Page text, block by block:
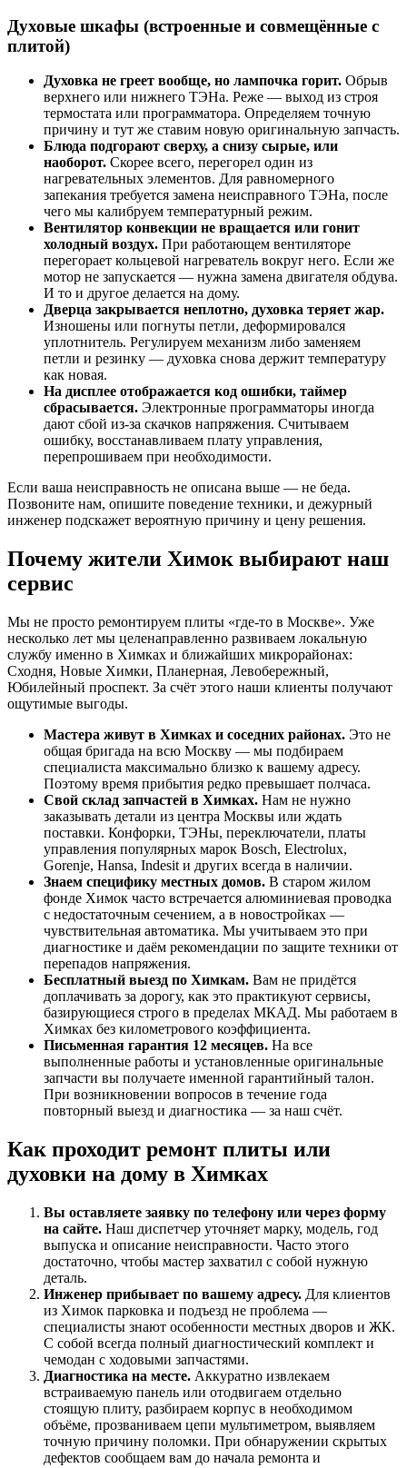
Духовые шкафы (встроенные и совмещённые с
плитой)
Духовка не греет вообще, но лампочка горит. Обрыв
верхнего или нижнего ТЭНа. Реже — выход из строя
термостата или программатора. Определяем точную
причину и тут же ставим новую оригинальную запчасть.
Блюда подгорают сверху, а снизу сырые, или
наоборот. Скорее всего, перегорел один из
нагревательных элементов. Для равномерного
запекания требуется замена неисправного ТЭНа, после
чего мы калибруем температурный режим.
Вентилятор конвекции не вращается или гонит
холодный воздух. При работающем вентиляторе
перегорает кольцевой нагреватель вокруг него. Если же
мотор не запускается — нужна замена двигателя обдува.
И то и другое делается на дому.
Дверца закрывается неплотно, духовка теряет жар.
Изношены или погнуты петли, деформировался
уплотнитель. Регулируем механизм либо заменяем
петли и резинку — духовка снова держит температуру
как новая.
На дисплее отображается код ошибки, таймер
сбрасывается. Электронные программаторы иногда
дают сбой из-за скачков напряжения. Считываем
ошибку, восстанавливаем плату управления,
перепрошиваем при необходимости.
Если ваша неисправность не описана выше — не беда.
Позвоните нам, опишите поведение техники, и дежурный
инженер подскажет вероятную причину и цену решения.
Почему жители Химок выбирают наш
сервис
Мы не просто ремонтируем плиты «где-то в Москве». Уже
несколько лет мы целенаправленно развиваем локальную
службу именно в Химках и ближайших микрорайонах:
Сходня, Новые Химки, Планерная, Левобережный,
Юбилейный проспект. За счёт этого наши клиенты получают
ощутимые выгоды.
Мастера живут в Химках и соседних районах. Это не
общая бригада на всю Москву — мы подбираем
специалиста максимально близко к вашему адресу.
Поэтому время прибытия редко превышает полчаса.
Свой склад запчастей в Химках. Нам не нужно
заказывать детали из центра Москвы или ждать
поставки. Конфорки, ТЭНы, переключатели, платы
управления популярных марок Bosch, Electrolux,
Gorenje, Hansa, Indesit и других всегда в наличии.
Знаем специфику местных домов. В старом жилом
фонде Химок часто встречается алюминиевая проводка
с недостаточным сечением, а в новостройках —
чувствительная автоматика. Мы учитываем это при
диагностике и даём рекомендации по защите техники от
перепадов напряжения.
Бесплатный выезд по Химкам. Вам не придётся
доплачивать за дорогу, как это практикуют сервисы,
базирующиеся строго в пределах МКАД. Мы работаем в
Химках без километрового коэффициента.
Письменная гарантия 12 месяцев. На все
выполненные работы и установленные оригинальные
запчасти вы получаете именной гарантийный талон.
При возникновении вопросов в течение года
повторный выезд и диагностика — за наш счёт.
Как проходит ремонт плиты или
духовки на дому в Химках
Вы оставляете заявку по телефону или через форму
на сайте. Наш диспетчер уточняет марку, модель, год
выпуска и описание неисправности. Часто этого
достаточно, чтобы мастер захватил с собой нужную
деталь.
Инженер прибывает по вашему адресу. Для клиентов
из Химок парковка и подъезд не проблема —
специалисты знают особенности местных дворов и ЖК.
С собой всегда полный диагностический комплект и
чемодан с ходовыми запчастями.
Диагностика на месте. Аккуратно извлекаем
встраиваемую панель или отодвигаем отдельно
стоящую плиту, разбираем корпус в необходимом
объёме, прозваниваем цепи мультиметром, выявляем
точную причину поломки. При обнаружении скрытых
дефектов сообщаем вам до начала ремонта и